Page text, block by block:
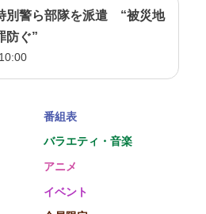
別警ら部隊を派遣 “被災地
防ぐ”
番組表
バラエティ・音楽
アニメ
イベント